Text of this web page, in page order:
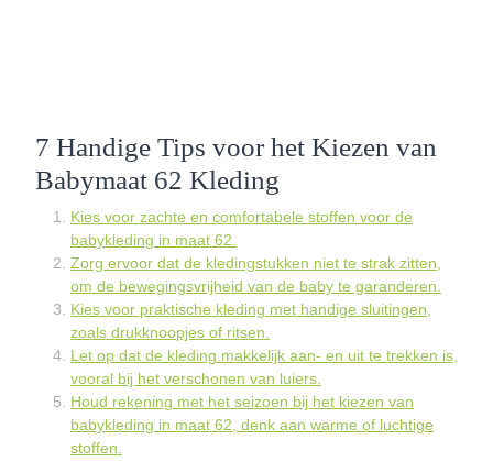
7 Handige Tips voor het Kiezen van
Babymaat 62 Kleding
Kies voor zachte en comfortabele stoffen voor de
babykleding in maat 62.
Zorg ervoor dat de kledingstukken niet te strak zitten,
om de bewegingsvrijheid van de baby te garanderen.
Kies voor praktische kleding met handige sluitingen,
zoals drukknoopjes of ritsen.
Let op dat de kleding makkelijk aan- en uit te trekken is,
vooral bij het verschonen van luiers.
Houd rekening met het seizoen bij het kiezen van
babykleding in maat 62, denk aan warme of luchtige
stoffen.